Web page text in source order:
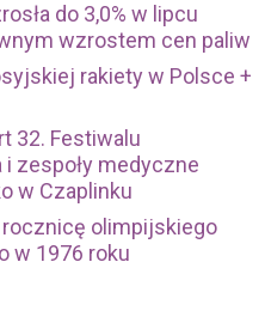
do 3,0% w lipcu
wzrostem cen paliw
rakiety w Polsce +
32. Festiwalu
i zespoły medyczne
w Czaplinku
olimpijskiego
w 1976 roku